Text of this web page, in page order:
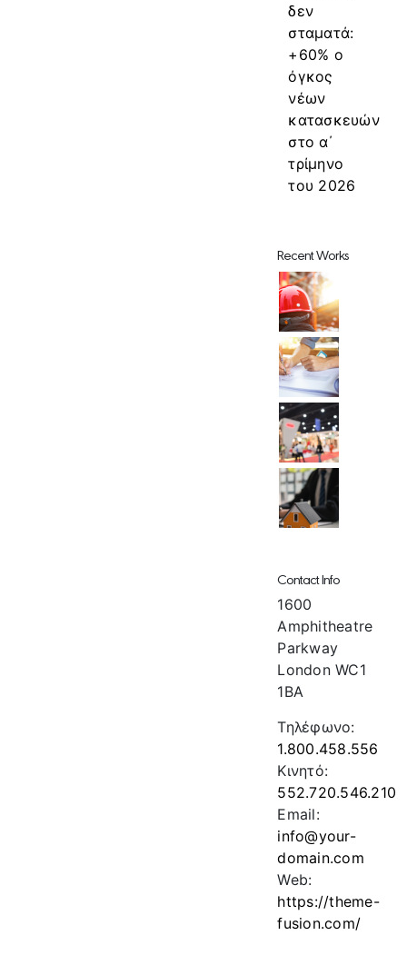
δεν
σταματά:
+60% ο
όγκος
νέων
κατασκευών
στο α΄
τρίμηνο
του 2026
Recent Works
Contact Info
1600
Amphitheatre
Parkway
London WC1
1BA
Τηλέφωνο:
1.800.458.556
Κινητό:
552.720.546.210
Email:
info@your-
domain.com
Web:
https://theme-
fusion.com/